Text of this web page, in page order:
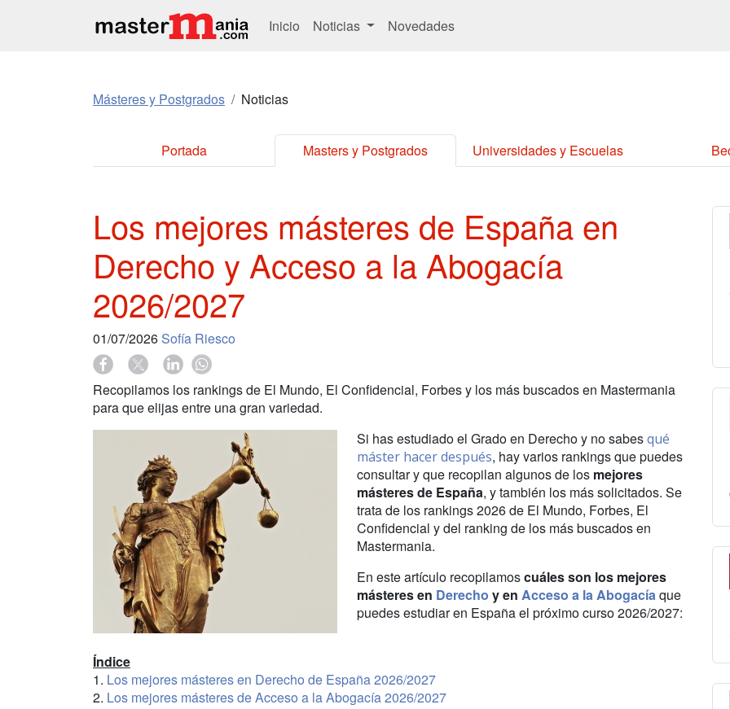
Inicio Noticias Novedades
Másteres y Postgrados Noticias
Portada Masters y Postgrados Universidades y Escuelas
Los mejores másteres de España en
Derecho y Acceso a la Abogacía
2026/2027
01/07/2026 Sofía Riesco
Recopilamos los rankings de El Mundo, El Confidencial, Forbes y los más buscados en Mastermania
para que elijas entre una gran variedad.
Si has estudiado el Grado en Derecho y no sabesqué
máster hacer después, hay varios rankings que puedes
consultar y que recopilan algunos de los mejores
másteres de España, y también los más solicitados. Se
trata de los rankings 2026 de El Mundo, Forbes, El
Confidencial y del ranking de los más buscados en
Mastermania.
En este artículo recopilamoscuáles son los mejores
másteres en Derecho y en Acceso a la Abogacíaque
puedes estudiar en España el próximo curso 2026/2027:
Índice
1. Los mejores másteres en Derecho de España 2026/2027
2. Los mejores másteres de Acceso a la Abogacía 2026/2027